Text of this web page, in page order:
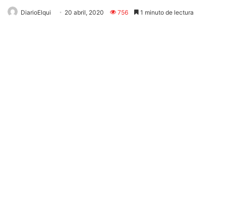
DiarioElqui 20 abril, 2020 756 1 minuto de lectura